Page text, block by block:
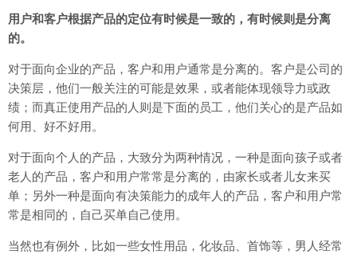
用户和客户根据产品的定位有时候是一致的，有时候则是分离
的。
对于面向企业的产品，客户和用户通常是分离的。客户是公司的
决策层，他们一般关注的可能是效果，或者能体现领导力或政
绩；而真正使用产品的人则是下面的员工，他们关心的是产品如
何用、好不好用。
对于面向个人的产品，大致分为两种情况，一种是面向孩子或者
老人的产品，客户和用户常常是分离的，由家长或者儿女来买
单；另外一种是面向有决策能力的成年人的产品，客户和用户常
常是相同的，自己买单自己使用。
当然也有例外，比如一些女性用品，化妆品、首饰等，男人经常